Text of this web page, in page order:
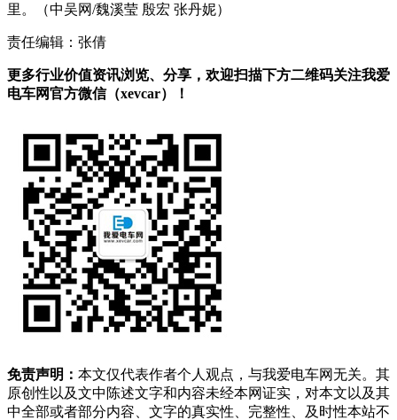
里。（中吴网/魏溪莹 殷宏 张丹妮）
责任编辑：张倩
更多行业价值资讯浏览、分享，欢迎扫描下方二维码关注我爱
电车网官方微信（xevcar）！
免责声明： 本文仅代表作者个人观点，与我爱电车网无关。其
原创性以及文中陈述文字和内容未经本网证实，对本文以及其
中全部或者部分内容、文字的真实性、完整性、及时性本站不